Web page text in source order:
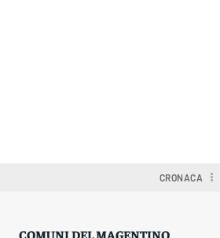
CRONACA
COMUNI DEL MAGENTINO